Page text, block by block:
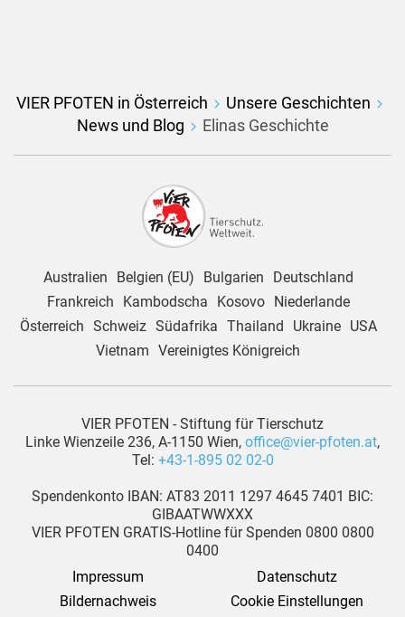
VIER PFOTEN in Österreich
Unsere Geschichten
News und Blog
Elinas Geschichte
Australien Belgien (EU) Bulgarien
Deutschland
Frankreich
Kambodscha Kosovo
Niederlande
Österreich Schweiz Südafrika Thailand Ukraine
USA
Vietnam Vereinigtes Königreich
VIER PFOTEN - Stiftung für Tierschutz
Linke Wienzeile 236, A-1150 Wien, office@vier-pfoten.at,
Tel: +43-1-895 02 02-0
Spendenkonto IBAN: AT83 2011 1297 4645 7401 BIC:
GIBAATWWXXX
VIER PFOTEN GRATIS-Hotline für Spenden 0800 0800
0400
Impressum
Datenschutz
Bildernachweis
Cookie Einstellungen